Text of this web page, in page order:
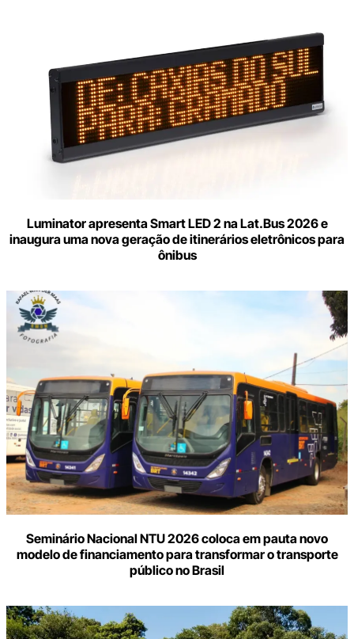
Luminator apresenta Smart LED 2 na Lat.Bus 2026 e
inaugura uma nova geração de itinerários eletrônicos para
ônibus
Seminário Nacional NTU 2026 coloca em pauta novo
modelo de financiamento para transformar o transporte
público no Brasil